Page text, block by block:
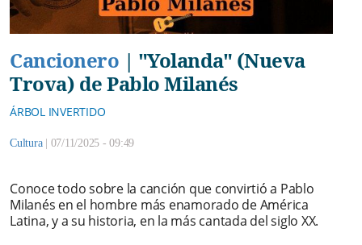
Cancionero | "Yolanda" (Nueva
Trova) de Pablo Milanés
ÁRBOL INVERTIDO
Cultura 07/11/2025 - 09:49
Conoce todo sobre la canción que convirtió a Pablo
Milanés en el hombre más enamorado de América
Latina, y a su historia, en la más cantada del siglo XX.